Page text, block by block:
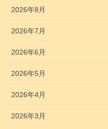
2026年8月
2026年7月
2026年6月
2026年5月
2026年4月
2026年3月